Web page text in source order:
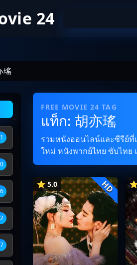
24
瑤
FREE MOVIE 24 TAG
แท็ก: 胡亦瑤
รวมหนังออนไลน์และซีรีย์ที่
ใหม่ หนังพากย์ไทย ซับไทย
⭐ 5.0 HD